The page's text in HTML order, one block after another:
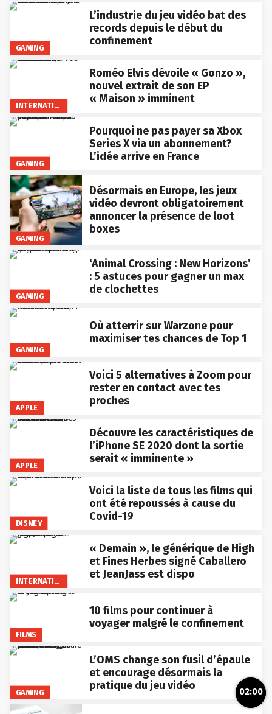
GAMING
L’industrie du jeu vidéo bat des
records depuis le début du
confinement
INTERNATIONAL
Roméo Elvis dévoile « Gonzo »,
nouvel extrait de son EP
« Maison » imminent
GAMING
Pourquoi ne pas payer sa Xbox
Series X via un abonnement?
L’idée arrive en France
GAMING
Désormais en Europe, les jeux
vidéo devront obligatoirement
annoncer la présence de loot
boxes
GAMING
‘Animal Crossing : New Horizons’
: 5 astuces pour gagner un max
de clochettes
GAMING
Où atterrir sur Warzone pour
maximiser tes chances de Top 1
APPLE
Voici 5 alternatives à Zoom pour
rester en contact avec tes
proches
APPLE
Découvre les caractéristiques de
l’iPhone SE 2020 dont la sortie
serait « imminente »
DISNEY
Voici la liste de tous les films qui
ont été repoussés à cause du
Covid-19
INTERNATIONAL
« Demain », le générique de High
et Fines Herbes signé Caballero
et JeanJass est dispo
FILMS
10 films pour continuer à
voyager malgré le confinement
GAMING
L’OMS change son fusil d’épaule
et encourage désormais la
pratique du jeu vidéo
02:00